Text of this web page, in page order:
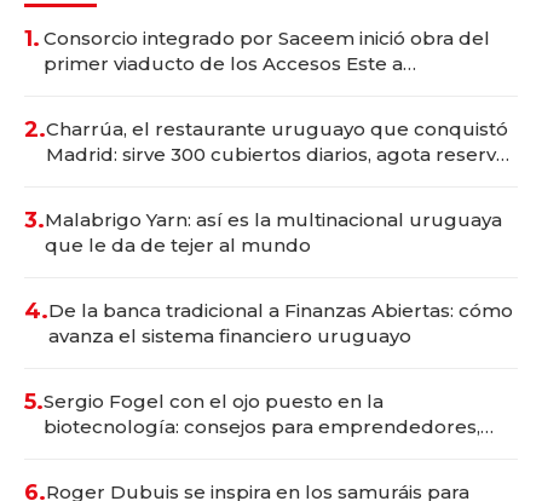
1. Consorcio integrado por Saceem inició obra del
primer viaducto de los Accesos Este a
2.Charrúa, el restaurante uruguayo que conquistó
Madrid: sirve 300 cubiertos diarios, agota reservas
3.Malabrigo Yarn: así es la multinacional uruguaya
que le da de tejer al mundo
4.De la banca tradicional a Finanzas Abiertas: cómo
avanza el sistema financiero uruguayo
5.Sergio Fogel con el ojo puesto en la
biotecnología: consejos para emprendedores,
6.Roger Dubuis se inspira en los samuráis para